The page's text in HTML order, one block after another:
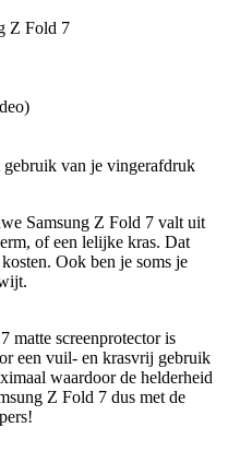
Z Fold 7
van je vingerafdruk
Samsung Z Fold 7 valt uit
of een lelijke kras. Dat
Ook ben je soms je
matte screenprotector is
een vuil- en krasvrij gebruik
waardoor de helderheid
Z Fold 7 dus met de